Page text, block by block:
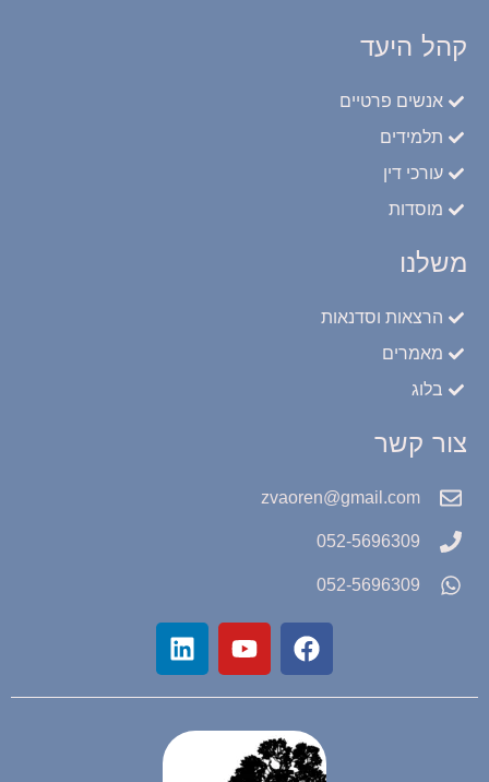
קהל היעד
אנשים פרטיים
תלמידים
עורכי דין
מוסדות
משלנו
הרצאות וסדנאות
מאמרים
בלוג
צור קשר
zvaoren@gmail.com
052-5696309
052-5696309
F
a
b
o
Y
o
u
b
L
i
e